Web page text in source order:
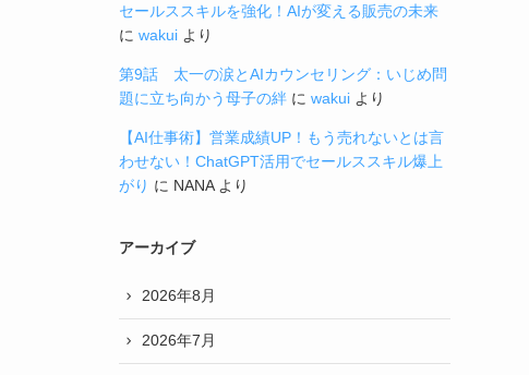
セールススキルを強化！AIが変える販売の未来
に wakui より
第9話 太一の涙とAIカウンセリング：いじめ問
題に立ち向かう母子の絆 に wakui より
【AI仕事術】営業成績UP！もう売れないとは言
わせない！ChatGPT活用でセールススキル爆上
がり に NANAより
アーカイブ
2026年8月
2026年7月